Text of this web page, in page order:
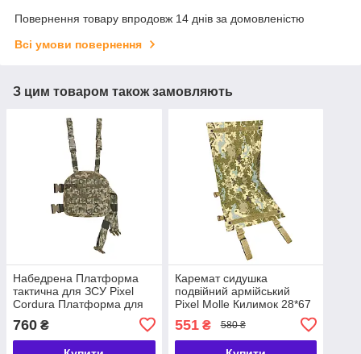
Повернення товару впродовж 14 днів за домовленістю
Всі умови повернення
З цим товаром також замовляють
Набедрена Платформа
тактична для ЗСУ Pixel
Cordura Платформа для
760 ₴
Каремат сидушка
подвійний армійський
Pixel Molle Килимок 28*67
сидушка штурмова
551₴ 580 ₴